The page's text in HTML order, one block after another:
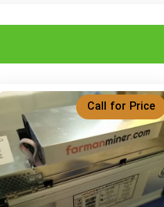
Call for Price